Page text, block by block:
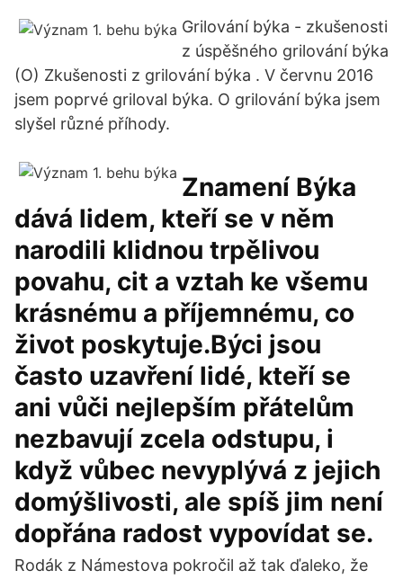
Grilování býka - zkušenosti
z úspěšného grilování býka
(O) Zkušenosti z grilování býka . V červnu 2016
jsem poprvé griloval býka. O grilování býka jsem
slyšel různé příhody.
Znamení Býka
dává lidem, kteří se v něm
narodili klidnou trpělivou
povahu, cit a vztah ke všemu
krásnému a příjemnému, co
život poskytuje.Býci jsou
často uzavření lidé, kteří se
ani vůči nejlepším přátelům
nezbavují zcela odstupu, i
když vůbec nevyplývá z jejich
domýšlivosti, ale spíš jim není
dopřána radost vypovídat se.
Rodák z Námestova pokročil až tak ďaleko, že